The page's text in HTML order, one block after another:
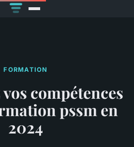
FORMATION
compétences
pssm en
2024